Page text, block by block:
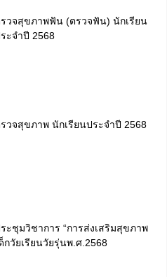
วจสุขภาพฟัน (ตรวจฟัน) นักเรียน
ะจำปี 2568
วจสุขภาพ นักเรียนประจำปี 2568
ะชุมวิชาการ “การส่งเสริมสุขภาพ
กวัยเรียนวัยรุ่นพ.ศ.2568